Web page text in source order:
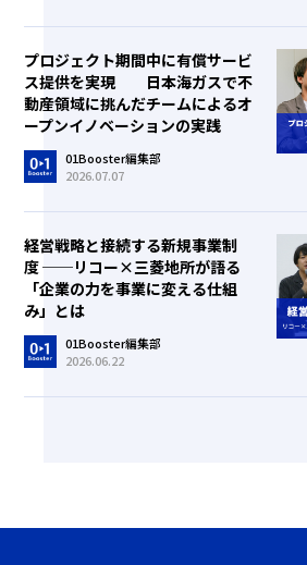
プロジェクト期間中に有償サービ
ス提供を実現 日本海ガスで不
動産領域に挑んだチームによるオ
ープンイノベーションの実践
01Booster編集部
2026.07.07
経営戦略と接続する新規事業制
度 ──リコー×三菱地所が語る
「企業の力を事業に変える仕組
み」とは
01Booster編集部
2026.06.22